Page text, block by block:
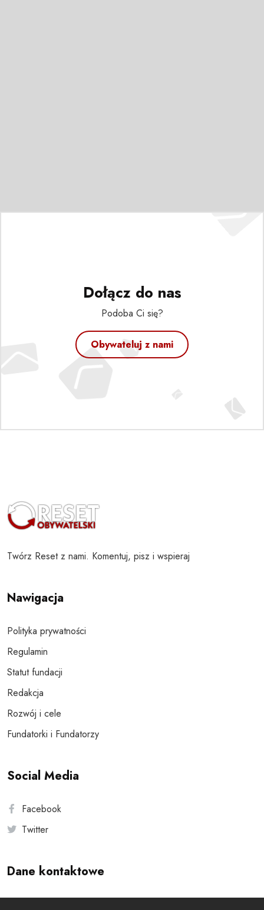
Dołącz do nas
Podoba Ci się?
Obywateluj z nami
Twórz Reset z nami. Komentuj, pisz i wspieraj
Nawigacja
Polityka prywatności
Regulamin
Statut fundacji
Redakcja
Rozwój i cele
Fundatorki i Fundatorzy
Social Media
Facebook
Twitter
Dane kontaktowe